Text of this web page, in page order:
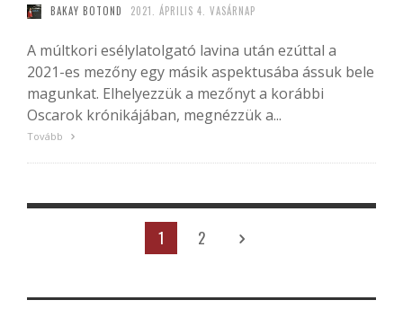
BAKAY BOTOND 2021. ÁPRILIS 4. VASÁRNAP
A múltkori esélylatolgató lavina után ezúttal a
2021-es mezőny egy másik aspektusába ássuk bele
magunkat. Elhelyezzük a mezőnyt a korábbi
Oscarok krónikájában, megnézzük a...
Tovább
1 2